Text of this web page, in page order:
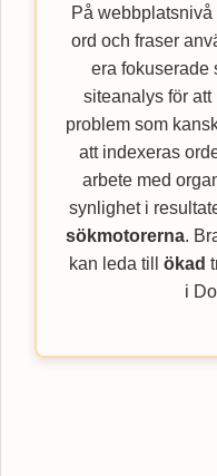
På
ord och fraser
era fokuserade
siteanalys för
problem som
att indexeras
arbete med
synlighet i
sökmotorerna.
kan leda till ökad
i